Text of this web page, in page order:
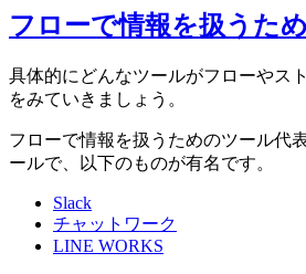
フローで情報を扱うた
具体的にどんなツールがフローやス
をみていきましょう。
フローで情報を扱うためのツール代
ールで、以下のものが有名です。
Slack
チャットワーク
LINE WORKS